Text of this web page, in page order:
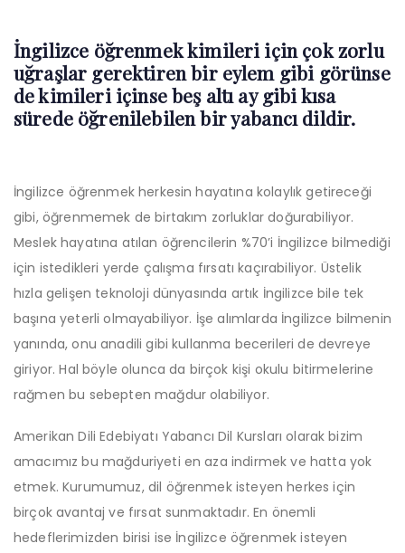
İngilizce öğrenmek kimileri için çok zorlu
uğraşlar gerektiren bir eylem gibi görünse
de kimileri içinse beş altı ay gibi kısa
sürede öğrenilebilen bir yabancı dildir.
İngilizce öğrenmek herkesin hayatına kolaylık getireceği
gibi, öğrenmemek de birtakım zorluklar doğurabiliyor.
Meslek hayatına atılan öğrencilerin %70’i İngilizce bilmediği
için istedikleri yerde çalışma fırsatı kaçırabiliyor. Üstelik
hızla gelişen teknoloji dünyasında artık İngilizce bile tek
başına yeterli olmayabiliyor. İşe alımlarda İngilizce bilmenin
yanında, onu anadili gibi kullanma becerileri de devreye
giriyor. Hal böyle olunca da birçok kişi okulu bitirmelerine
rağmen bu sebepten mağdur olabiliyor.
Amerikan Dili Edebiyatı Yabancı Dil Kursları olarak bizim
amacımız bu mağduriyeti en aza indirmek ve hatta yok
etmek. Kurumumuz, dil öğrenmek isteyen herkes için
birçok avantaj ve fırsat sunmaktadır. En önemli
hedeflerimizden birisi ise İngilizce öğrenmek isteyen
navigation